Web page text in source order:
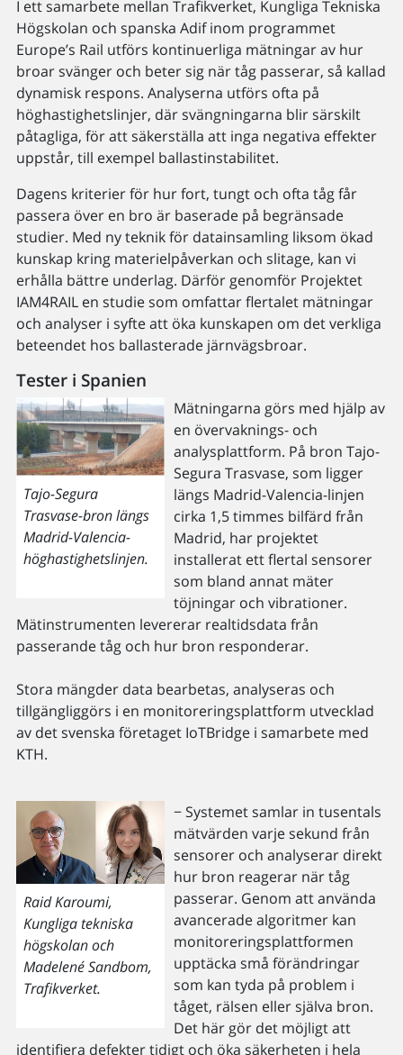
I ett samarbete mellan Trafikverket, Kungliga Tekniska
Högskolan och spanska Adif inom programmet
Europe’s Rail utförs kontinuerliga mätningar av hur
broar svänger och beter sig när tåg passerar, så kallad
dynamisk respons. Analyserna utförs ofta på
höghastighetslinjer, där svängningarna blir särskilt
påtagliga, för att säkerställa att inga negativa effekter
uppstår, till exempel ballastinstabilitet.
Dagens kriterier för hur fort, tungt och ofta tåg får
passera över en bro är baserade på begränsade
studier. Med ny teknik för datainsamling liksom ökad
kunskap kring materielpåverkan och slitage, kan vi
erhålla bättre underlag. Därför genomför Projektet
IAM4RAIL en studie som omfattar flertalet mätningar
och analyser i syfte att öka kunskapen om det verkliga
beteendet hos ballasterade järnvägsbroar.
Tester i Spanien
Tajo-Segura
Trasvase-bron längs
Madrid-Valencia-
höghastighetslinjen.
Mätningarna görs med hjälp av
en övervaknings- och
analysplattform. På bron Tajo-
Segura Trasvase, som ligger
längs Madrid-Valencia-linjen
cirka 1,5 timmes bilfärd från
Madrid, har projektet
installerat ett flertal sensorer
som bland annat mäter
töjningar och vibrationer.
Mätinstrumenten levererar realtidsdata från
passerande tåg och hur bron responderar.
Stora mängder data bearbetas, analyseras och
tillgängliggörs i en monitoreringsplattform utvecklad
av det svenska företaget IoTBridge i samarbete med
KTH.
Raid Karoumi,
Kungliga tekniska
högskolan och
Madelené Sandbom,
Trafikverket.
− Systemet samlar in tusentals
mätvärden varje sekund från
sensorer och analyserar direkt
hur bron reagerar när tåg
passerar. Genom att använda
avancerade algoritmer kan
monitoreringsplattformen
upptäcka små förändringar
som kan tyda på problem i
tåget, rälsen eller själva bron.
Det här gör det möjligt att
identifiera defekter tidigt och öka säkerheten i hela